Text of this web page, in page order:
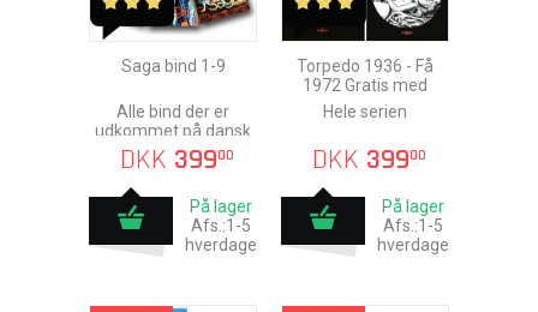
Saga bind 1-9
Alle bind der er
udkommet på dansk
DKK 39900
På lager
Afs.:1-5
hverdage
Torpedo 1936 - Få
1972 Gratis med
Hele serien
DKK 39900
På lager
Afs.:1-5
hverdage